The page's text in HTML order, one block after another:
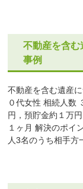
不動産を含む
事例
不動産を含む遺産
０代女性 相続人数
円，預貯金約１万
１ヶ月 解決のポイ
人3名のうち相手方